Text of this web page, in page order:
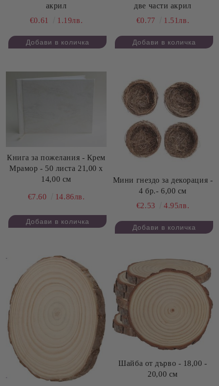
акрил
€0.61
1.19лв.
две части акрил
€0.77
1.51лв.
Книга за пожелания - Крем
Мрамор - 50 листа 21,00 х
14,00 см
€7.60 14.86лв.
Мини гнездо за декорация -
4 бр.- 6,00 см
€2.53
4.95лв.
Шайба от дърво - 18,00 -
20,00 см